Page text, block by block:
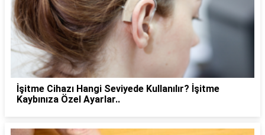
İşitme Cihazı Hangi Seviyede Kullanılır? İşitme
Kaybınıza Özel Ayarlar..